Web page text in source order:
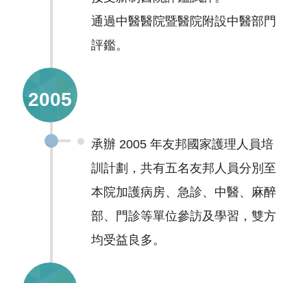
通過中醫醫院暨醫院附設中醫部門
評鑑。
2005
承辦 2005 年友邦國家護理人員培
訓計劃，共有五名友邦人員分別至
本院加護病房、急診、中醫、麻醉
部、門診等單位參訪及學習，雙方
均受益良多。